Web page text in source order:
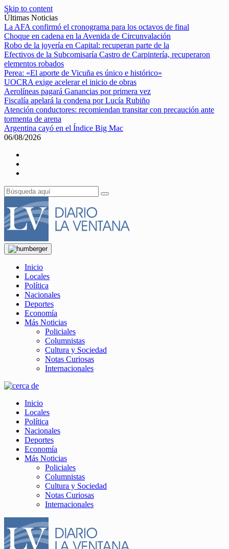
Skip to content
Últimas Noticias
La AFA confirmó el cronograma para los octavos de final
Choque en cadena en la Avenida de Circunvalación
Robo de la joyería en Capital: recuperan parte de la
Efectivos de la Subcomisaría Castro de Carpintería, recuperaron
elementos robados
Perea: «El aporte de Vicuña es único e histórico»
UOCRA exige acelerar el inicio de obras
Aerolíneas pagará Ganancias por primera vez
Fiscalía apelará la condena por Lucía Rubiño
Atención conductores: recomiendan transitar con precaución ante
tormenta de arena
Argentina cayó en el Índice Big Mac
06/08/2026
Inicio
Locales
Política
Nacionales
Deportes
Economía
Más Noticias
Policiales
Columnistas
Cultura y Sociedad
Notas Curiosas
Internacionales
Inicio
Locales
Política
Nacionales
Deportes
Economía
Más Noticias
Policiales
Columnistas
Cultura y Sociedad
Notas Curiosas
Internacionales